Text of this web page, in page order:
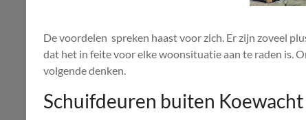
De voordelen spreken haast voor zich. Er zijn zoveel
dat het in feite voor elke woonsituatie aan te raden is.
volgende denken.
Schuifdeuren buiten Koewacht